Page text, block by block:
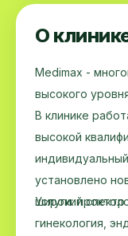
О
Medimax -
высокого
В клинике
высокой
установлено
широкий спектр
Услуги:
гинекология,